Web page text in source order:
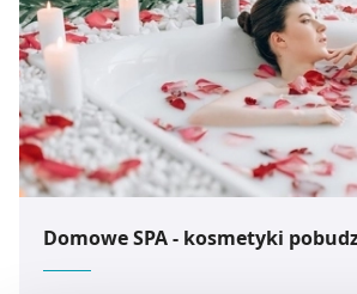
Domowe SPA - kosmetyki